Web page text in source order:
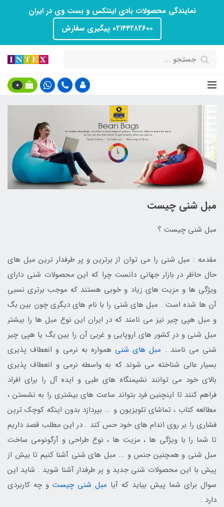
نمایندگی محصولات بادی اینتکس و بست وی در ایران
۰۲۱۴۴۲۸۲۶۰۰ پیگیری سفارش
0
مبل شنی چیست
مبل شنی چیست ؟
مقدمه : مبل شنی را می توان از برترین و پر طرفدار ترین مبل های
حال حاظر در بازار جهانی دانست چرا که این محصولات شنی دارای
ویژگی ها و مزیت های زیاد و خوبی هستند که موجب برتری نسبی
آن ها شده است . مبل های شنی را با نام های دیگری چون بین بگ
و مبل هپی چیر نیز می نامند که در ایران این نوع مبل ها را بیشتر
مبل شنی و در کشور های اروپایی و غربی آن را بین بگ یا هپی چیر
شنی می نامند . مبل های شنی همواره به نرمی و انعطاف پذیری
بسیار عالی شناخته می شوند که به واسطه نرمی و انعطاف پذیری
بالای خود می توانند نشیمنگاه های طبی و ایده آل را برای افراد
فراهم کنند تا اینچنین فرد بتواند ساعت های بیشتری را به نشستن ،
مطالعه کتاب ، تماشای تلویزیون و ... بپردازد بدون اینکه کوچک ترین
فشاری را بر روی اندام های خود حس کند . در این مطلب قصد داریم
تا شما را با ویژگی ها ، مزیت ها ، نوع طراحی و آرگونومی ساخت
مبل شنی و همچنین جنس و ... مبل های شنی آشنا کنیم تا بیش از
پیش با این محصولات شنی جدید و پر طرفدار آشنا شوید . شاید این
سوال برای شما پیش بیاید که آیا مبل شنی چیست و چه کاربردی
دارد .